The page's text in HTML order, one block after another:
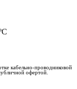
кабельно-проводниковой
офертой.